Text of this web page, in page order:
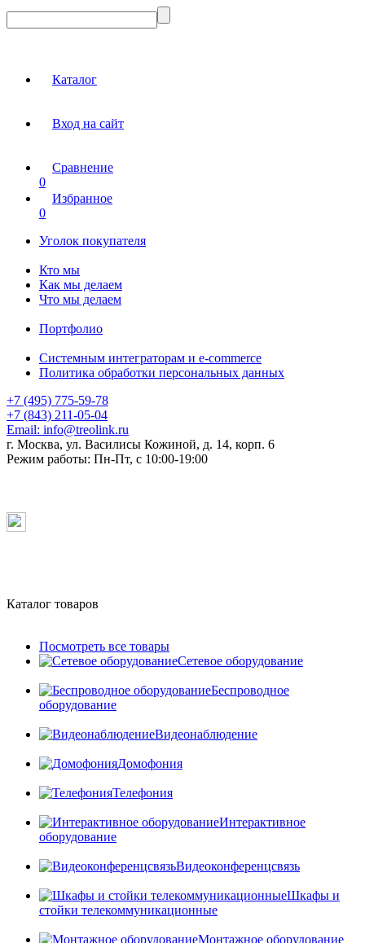
Каталог
Вход на сайт
Сравнение
0
Избранное
0
Уголок покупателя
Кто мы
Как мы делаем
Что мы делаем
Портфолио
Системным интеграторам и e-commerce
Политика обработки персональных данных
+7 (495) 775-59-78
+7 (843) 211-05-04
Email: info@treolink.ru
г. Москва, ул. Василисы Кожиной, д. 14, корп. 6
Режим работы: Пн-Пт, с 10:00-19:00
Каталог товаров
Посмотреть все товары
Сетевое оборудование
Беспроводное
оборудование
Видеонаблюдение
Домофония
Телефония
Интерактивное
оборудование
Видеоконференцсвязь
Шкафы и
стойки телекоммуникационные
Монтажное оборудование